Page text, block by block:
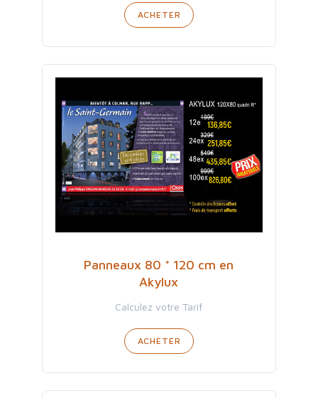
ACHETER
Panneaux 80 * 120 cm en
Akylux
Calculez votre Tarif
ACHETER